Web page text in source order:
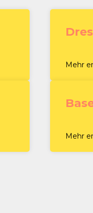
Mehr
Mehr